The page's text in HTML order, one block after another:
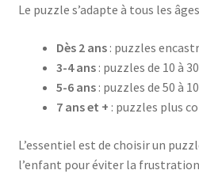
Le puzzle s’adapte à tous les
Dès 2 ans: puzzles
3-4 ans: puzzles de 10 à
5-6 ans: puzzles de 50 à
7 ans et + : puzzles plus
L’essentiel est de choisir un
l’enfant pour éviter la